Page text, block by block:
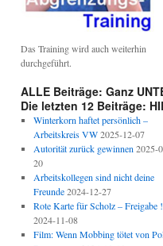
Das Training wird auch weiterhin
durchgeführt.
ALLE Beiträge: Ganz
Die letzten 12 Beiträge:
Winterkorn haftet persönlich –
Arbeitskreis VW 2025-12-07
Autorität zurück gewinnen 2025-
20
Arbeitskollegen sind nicht deine
Freunde 2024-12-27
Rote Karte für Scholz – Freigabe !
2024-11-08
Film: Wenn Mobbing tötet von